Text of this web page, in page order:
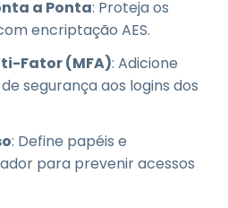
a Ponta: Proteja os
encriptação AES.
Fator (MFA): Adicione
segurança aos logins dos
: Define papéis e
para prevenir acessos